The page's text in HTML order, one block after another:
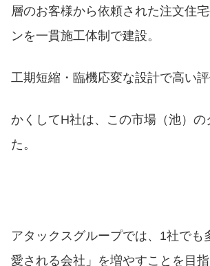
層のお客様から依頼された注文住
ンを一貫施工体制で建設。
工期短縮・臨機応変な設計で高い評
かくしてH社は、この市場（池）の
た。
アタックスグループでは、1社でも
愛される会社」を増やすことを目